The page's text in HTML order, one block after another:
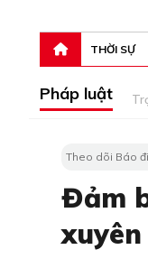
THỜI SỰ
Pháp luật
Theo dõi Báo
Đảm